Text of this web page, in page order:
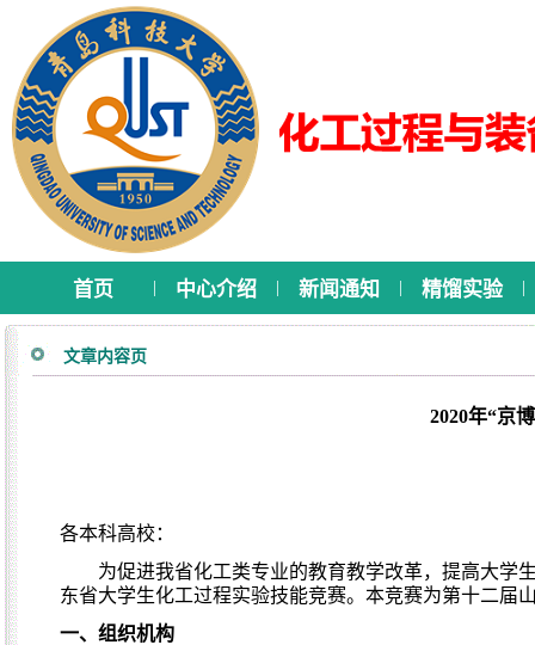
首页 | 中心介绍 | 新闻通知 | 精馏实验 |
文章内容页
2020年“京
各本科高校：
为促进我省化工类专业的教育教学改革，提高大学
东省大学生化工过程实验技能竞赛。本竞赛为第十二届
一、组织机构